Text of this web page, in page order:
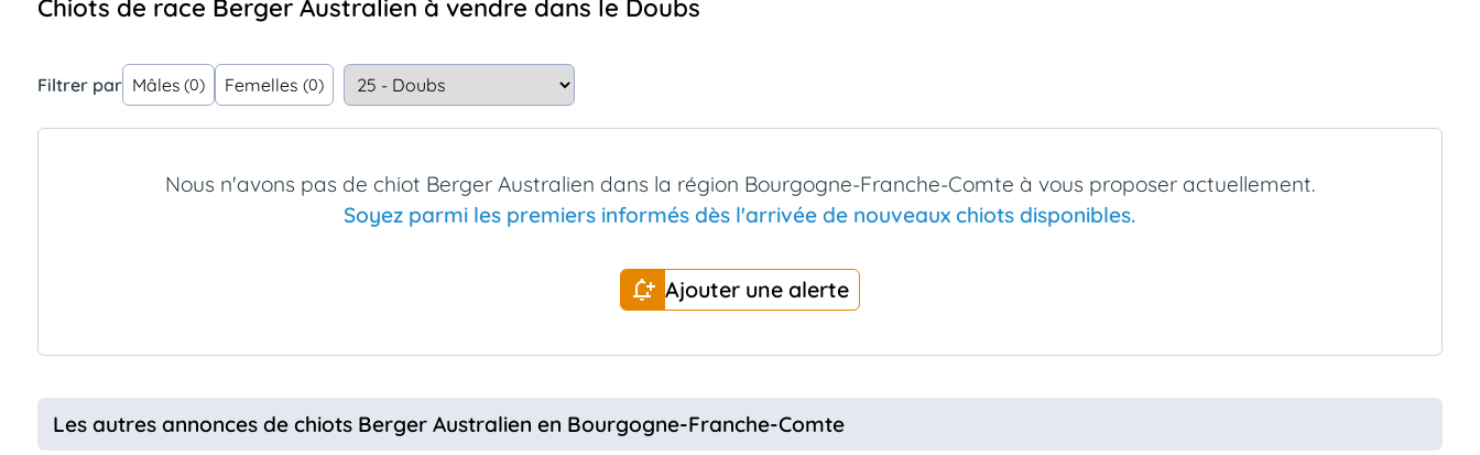
Assurances
Connexion
Chiots de race Berger Australien à vendre dans le Doubs
Filtrer par Mâles (0) Femelles (0)
Nous n'avons pas de chiot Berger Australien dans la région Bourgogne-Franche-Comte à vous proposer actuellement.
Soyez parmi les premiers informés dès l'arrivée de nouveaux chiots disponibles.
Ajouter une alerte
Les autres annonces de chiots Berger Australien en Bourgogne-Franche-Comte